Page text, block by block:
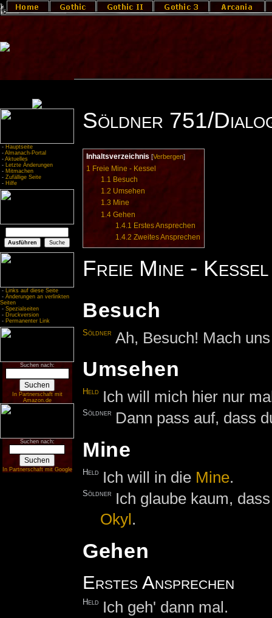
- Hauptseite
- Almanach-Portal
- Aktuelles
- Letzte Änderungen
- Mitmachen
- Zufällige Seite
- Hilfe
- Links auf diese Seite
- Änderungen an verlinkten
Seiten
- Spezialseiten
- Druckversion
- Permanenter Link
Suchen nach:
In Partnerschaft mit
Amazon.de
Suchen nach:
In Partnerschaft mit Google
Söldner 751/
Inhaltsverzeichnis [Verbergen]
1 Freie Mine - Kessel
1.1 Besuch
1.2 Umsehen
1.3 Mine
1.4 Gehen
1.4.1 Erstes Ansprechen
1.4.2 Zweites Ansprechen
Freie Mine - Kessel
Besuch
Söldner Ah, Besuch! Mach
Umsehen
Held Ich will mich hier nur
Söldner Dann pass auf, dass
Mine
Held Ich will in die Mine.
Söldner
Ich glaube kaum,
Okyl.
Gehen
Erstes Ansprechen
Held Ich geh' dann mal.